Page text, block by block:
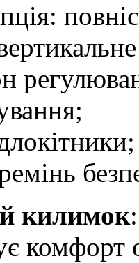
килимок
комфорт